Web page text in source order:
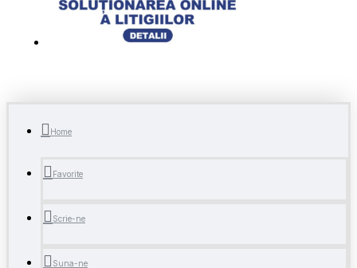
Home
Favorite
Scrie-ne
Suna-ne